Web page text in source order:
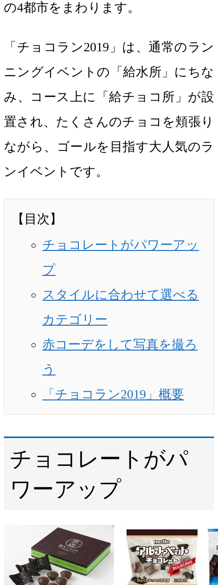
の4都市をまわります。
「チョコラン2019」は、通常のラン
ニングイベントの「給水所」にちな
み、コース上に「給チョコ所」が設
置され、たくさんのチョコを頬張り
ながら、ゴールを目指す大人気のラ
ンイベントです。
【目次】
チョコレートがパワーアッ
プ
スタイルに合わせて選べる
カテゴリー
赤コーデをして写真を撮ろ
う
「チョコラン2019」概要
チョコレートがパ
ワーアップ